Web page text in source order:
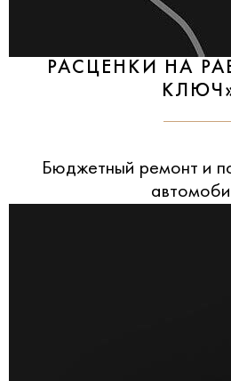
РАСЦЕНКИ НА
Бюджетный ремонт и